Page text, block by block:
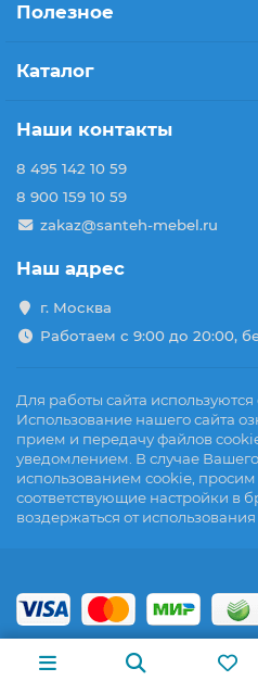
Полезное
Каталог
Наши контакты
8 495 142 10 59
8 900 159 10 59
zakaz@santeh-mebel.ru
Наш адрес
г. Москва
Работаем с 9:00 до 20:00,
Для работы сайта
Использование нашего сайта
прием и передачу файлов
уведомлением. В случае Вашего
использованием cookie, просим
соответствующие настройки в
воздержаться от